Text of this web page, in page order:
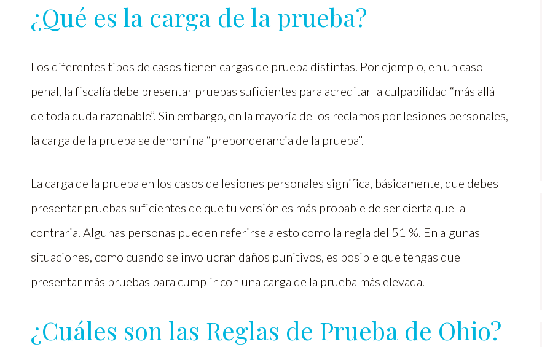
¿Qué es la carga de la prueba?
Los diferentes tipos de casos tienen cargas de prueba distintas. Por ejemplo, en un caso
penal, la fiscalía debe presentar pruebas suficientes para acreditar la culpabilidad “más allá
de toda duda razonable”. Sin embargo, en la mayoría de los reclamos por lesiones personales,
la carga de la prueba se denomina “preponderancia de la prueba”.
La carga de la prueba en los casos de lesiones personales significa, básicamente, que debes
presentar pruebas suficientes de que tu versión es más probable de ser cierta que la
contraria. Algunas personas pueden referirse a esto como la regla del 51 %. En algunas
situaciones, como cuando se involucran daños punitivos, es posible que tengas que
presentar más pruebas para cumplir con una carga de la prueba más elevada.
¿Cuáles son las Reglas de Prueba de Ohio?